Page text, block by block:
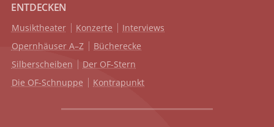
ENTDECKEN
Musiktheater Konzerte
Interviews
Opernhäuser A–Z
Bücherecke
Silberscheiben
Der OF-Stern
Die OF-Schnuppe
Kontrapunkt